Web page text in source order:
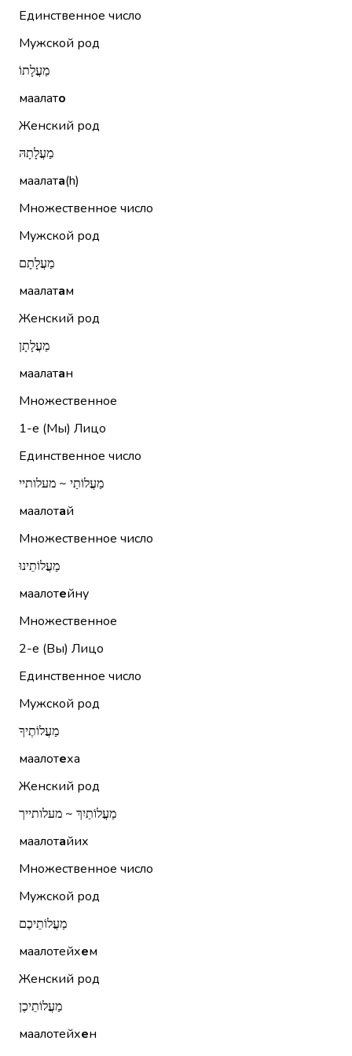
Единственное число
Мужской род
מַעֲלָתוֹ
маалато
Женский род
מַעֲלָתָהּ
маалата(h)
Множественное число
Мужской род
מַעֲלָתָם
маалатам
Женский род
מַעֲלָתָן
маалатан
Множественное
1-е (Мы) Лицо
Единственное число
מַעֲלוֹתַי ~ מעלותיי
маалотай
Множественное число
מַעֲלוֹתֵינוּ
маалотейну
Множественное
2-е (Вы) Лицо
Единственное число
Мужской род
מַעֲלוֹתֶיךָ
маалотеха
Женский род
מַעֲלוֹתַיִךְ ~ מעלותייך
маалотайих
Множественное число
Мужской род
מַעֲלוֹתֵיכֶם
маалотейхем
Женский род
מַעֲלוֹתֵיכֶן
маалотейхен